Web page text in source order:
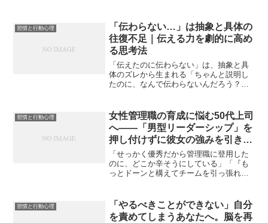
り経験してきた。人並み以上に部下を育
て、業務もマネジメントし...
習慣と行動心理
「伝わらない…」は抽象と具体の
往復不足｜伝える力を劇的に高め
る思考法
「伝えたのに伝わらない」は、抽象と具
体のズレから生まれる「ちゃんと説明し
たのに、なんで伝わらないんだろう？」
ありませんか？一方で、「あの人の話は
なぜかスッと入ってくる」...
習慣と行動心理
女性管理職の育成に悩む50代上司
へ——「男型リーダーシップ」を
押し付けずに彼女の強みを引き出
すマネジメント
「せっかく優秀だから管理職に登用した
のに、どこか辛そうにしている」「『も
っとドーンと構えてチームを引っ張れば
管理職を育成する中で、そんな手ごたえ
のなさやもどかしさを感じ...
習慣と行動心理
「やるべきことができない」自分
を責めてしまうあなたへ。脳を再